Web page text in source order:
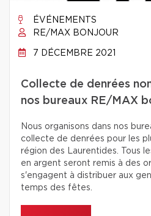
ÉVÉNEMENTS
RE/MAX BONJOUR
7 DÉCEMBRE 2021
Collecte de denrées
nos bureaux RE/MAX
Nous organisons dans nos
collecte de denrées pour les
région des Laurentides. Tous
en argent seront remis à des
s'engagent à distribuer aux
temps des fêtes.